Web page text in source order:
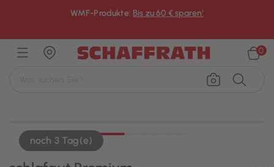
WMF-Produkte: Bis zu 60 € sparen¹
0
noch 3 Tag(e)